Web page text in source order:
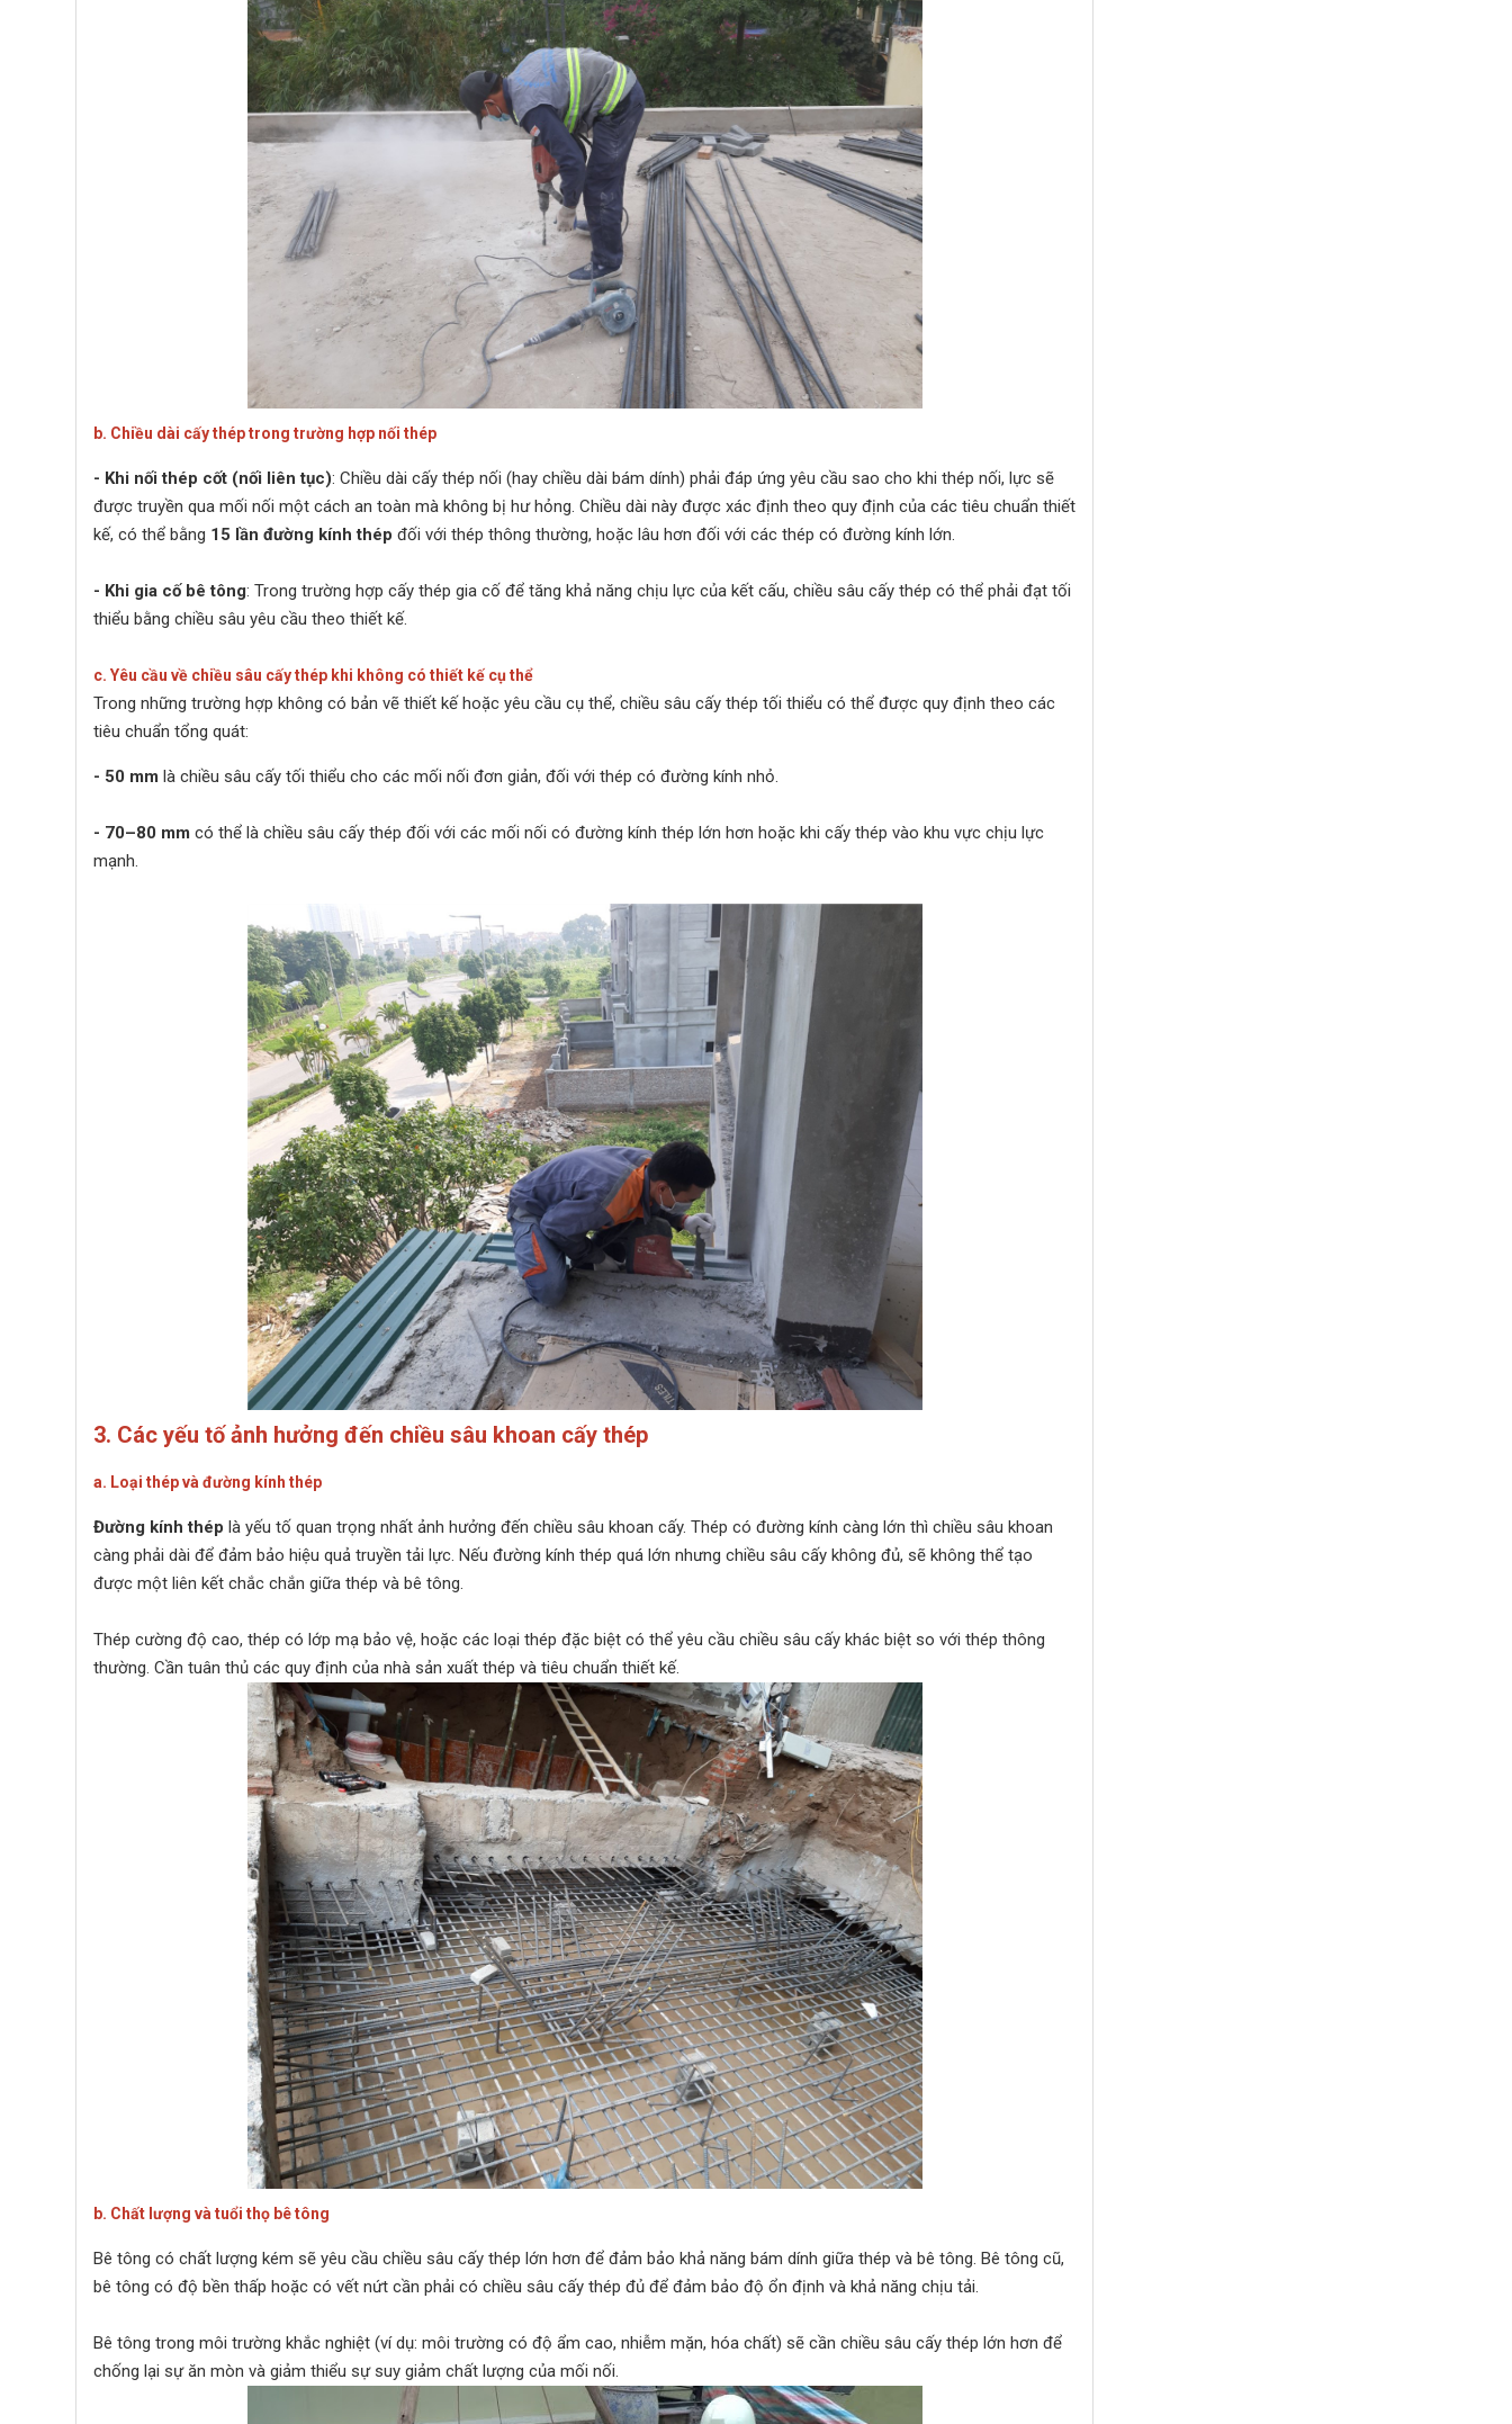
b. Chiều dài cấy thép trong trường hợp nối thép
- Khi nối thép cốt (nối liên tục): Chiều dài cấy thép nối (hay chiều dài bám dính) phải đáp ứng yêu cầu sao cho khi thép nối, lực sẽ
được truyền qua mối nối một cách an toàn mà không bị hư hỏng. Chiều dài này được xác định theo quy định của các tiêu chuẩn thiết
kế, có thể bằng 15 lần đường kính thép đối với thép thông thường, hoặc lâu hơn đối với các thép có đường kính lớn.
- Khi gia cố bê tông: Trong trường hợp cấy thép gia cố để tăng khả năng chịu lực của kết cấu, chiều sâu cấy thép có thể phải đạt tối
thiểu bằng chiều sâu yêu cầu theo thiết kế.
c. Yêu cầu về chiều sâu cấy thép khi không có thiết kế cụ thể
Trong những trường hợp không có bản vẽ thiết kế hoặc yêu cầu cụ thể, chiều sâu cấy thép tối thiểu có thể được quy định theo các
tiêu chuẩn tổng quát:
- 50 mm là chiều sâu cấy tối thiểu cho các mối nối đơn giản, đối với thép có đường kính nhỏ.
- 70–80 mm có thể là chiều sâu cấy thép đối với các mối nối có đường kính thép lớn hơn hoặc khi cấy thép vào khu vực chịu lực
mạnh.
3. Các yếu tố ảnh hưởng đến chiều sâu khoan cấy thép
a. Loại thép và đường kính thép
Đường kính thép là yếu tố quan trọng nhất ảnh hưởng đến chiều sâu khoan cấy. Thép có đường kính càng lớn thì chiều sâu khoan
càng phải dài để đảm bảo hiệu quả truyền tải lực. Nếu đường kính thép quá lớn nhưng chiều sâu cấy không đủ, sẽ không thể tạo
được một liên kết chắc chắn giữa thép và bê tông.
Thép cường độ cao, thép có lớp mạ bảo vệ, hoặc các loại thép đặc biệt có thể yêu cầu chiều sâu cấy khác biệt so với thép thông
thường. Cần tuân thủ các quy định của nhà sản xuất thép và tiêu chuẩn thiết kế.
b. Chất lượng và tuổi thọ bê tông
Bê tông có chất lượng kém sẽ yêu cầu chiều sâu cấy thép lớn hơn để đảm bảo khả năng bám dính giữa thép và bê tông. Bê tông cũ,
bê tông có độ bền thấp hoặc có vết nứt cần phải có chiều sâu cấy thép đủ để đảm bảo độ ổn định và khả năng chịu tải.
Bê tông trong môi trường khắc nghiệt (ví dụ: môi trường có độ ẩm cao, nhiễm mặn, hóa chất) sẽ cần chiều sâu cấy thép lớn hơn để
chống lại sự ăn mòn và giảm thiểu sự suy giảm chất lượng của mối nối.